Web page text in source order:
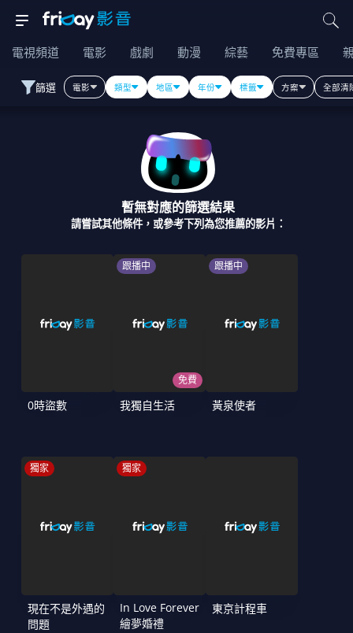
電視頻道 電影 戲劇 動漫 綜藝 免費專區
篩選 電影 類型 地區 年份 標籤 方案 全部清
暫無對應的篩選結果
請嘗試其他條件，或參考下列為您推薦的影片：
0時盜數
跟播中
免費
我獨自生活
跟播中
黃泉使者
獨家
現在不是外遇的
問題
獨家
In Love Forever
繪夢婚禮
東京計程車